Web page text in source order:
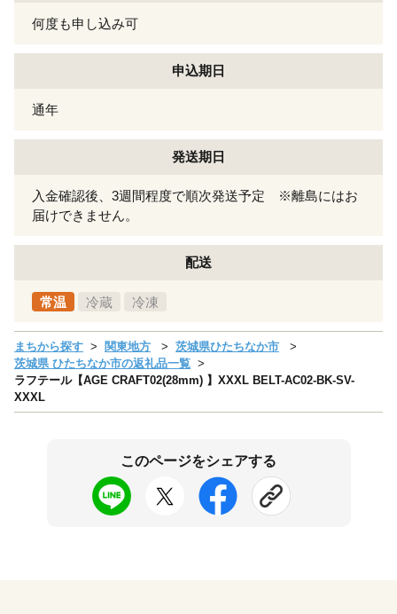
何度も申し込み可
申込期日
通年
発送期日
入金確認後、3週間程度で順次発送予定 ※離島にはお
届けできません。
配送
常温 冷蔵 冷凍
まちから探す 関東地方
茨城県ひたちなか市
茨城県 ひたちなか市の返礼品一覧
ラフテール【AGE CRAFT02(28mm) 】XXXL BELT-AC02-BK-SV-
XXXL
このページをシェアする